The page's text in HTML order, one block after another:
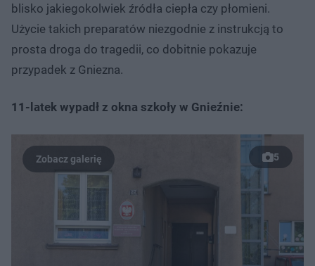
blisko jakiegokolwiek źródła ciepła czy płomieni.
Użycie takich preparatów niezgodnie z instrukcją to
prosta droga do tragedii, co dobitnie pokazuje
przypadek z Gniezna.
11-latek wypadł z okna szkoły w Gnieźnie:
5